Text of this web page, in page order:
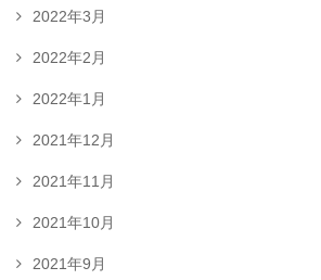
2022年3月
2022年2月
2022年1月
2021年12月
2021年11月
2021年10月
2021年9月